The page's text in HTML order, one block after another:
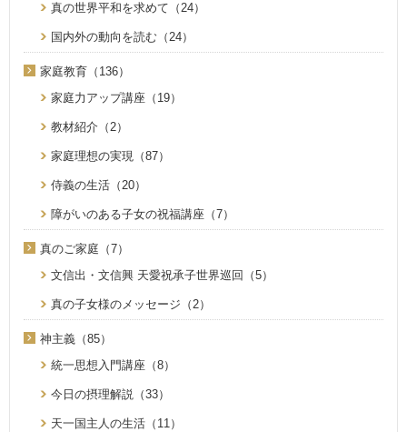
真の世界平和を求めて（24）
国内外の動向を読む（24）
家庭教育（136）
家庭力アップ講座（19）
教材紹介（2）
家庭理想の実現（87）
侍義の生活（20）
障がいのある子女の祝福講座（7）
真のご家庭（7）
文信出・文信興 天愛祝承子世界巡回（5）
真の子女様のメッセージ（2）
神主義（85）
統一思想入門講座（8）
今日の摂理解説（33）
天一国主人の生活（11）